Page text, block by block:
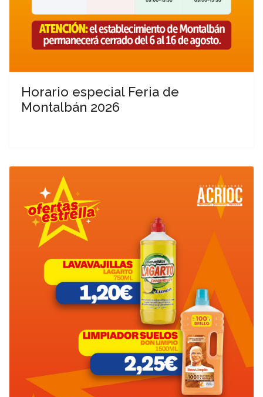
Horario especial Feria de
Montalbán 2026